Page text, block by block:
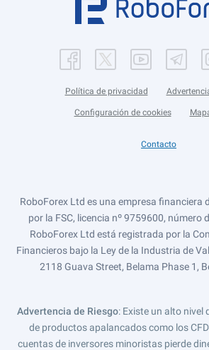
Política de privacidad
Configuración de cookies
Contacto
RoboForex Ltd es una empresa financiera
por la FSC, licencia nº 9759600, número
RoboForex Ltd está registrada por la
Financieros bajo la Ley de la Industria de
2118 Guava Street, Belama Phase 1,
Advertencia de Riesgo: Existe un alto nivel
de productos apalancados como los
cuentas de inversores minoristas pierde